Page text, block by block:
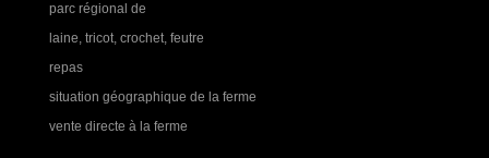
parc régional de
laine, tricot, crochet, feutre
repas
situation géographique de la ferme
vente directe à la ferme